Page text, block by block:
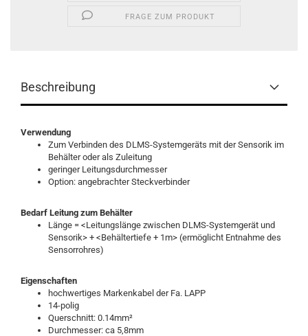
FRAGE ZUM PRODUKT
Beschreibung
Verwendung
Zum Verbinden des DLMS-Systemgeräts mit der Sensorik im
Behälter oder als Zuleitung
geringer Leitungsdurchmesser
Option: angebrachter Steckverbinder
Bedarf Leitung zum Behälter
Länge = <Leitungslänge zwischen DLMS-Systemgerät und
Sensorik> + <Behältertiefe + 1m> (ermöglicht Entnahme des
Sensorrohres)
Eigenschaften
hochwertiges Markenkabel der Fa. LAPP
14-polig
Querschnitt: 0.14mm²
Durchmesser: ca 5,8mm